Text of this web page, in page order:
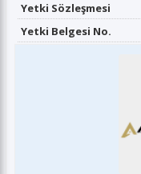
Yetki Sözleşmesi
Yetki Belgesi No.